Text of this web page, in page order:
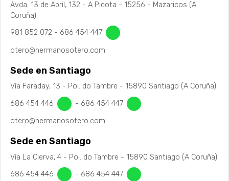
Avda. 13 de Abril, 132 - A Picota - 15256 - Mazaricos (A
Coruña)
981 852 072 - 686 454 447
otero@hermanosotero.com
Sede en Santiago
Vía Faraday, 13 - Pol. do Tambre - 15890 Santiago (A Coruña)
686 454 446
- 686 454 447
otero@hermanosotero.com
Sede en Santiago
Vía La Cierva, 4 - Pol. do Tambre - 15890 Santiago (A Coruña)
686 454 446
- 686 454 447